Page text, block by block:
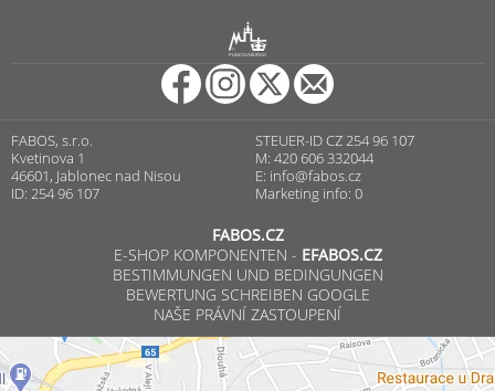
PUNCOVNÍ ÚŘAD
FABOS, s.r.o.
Kvetinova 1
46601, Jablonec nad Nisou
ID: 254 96 107
STEUER-ID CZ 254 96 107
M: 420 606 332044
E: info@fabos.cz
Marketing info: 0
FABOS.CZ
E-SHOP KOMPONENTEN - EFABOS.CZ
BESTIMMUNGEN UND BEDINGUNGEN
BEWERTUNG SCHREIBEN GOOGLE
NAŠE PRÁVNÍ ZASTOUPENÍ